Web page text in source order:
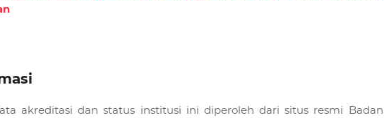
akreditasi dan status institusi ini diperoleh dari situs resmi Badan